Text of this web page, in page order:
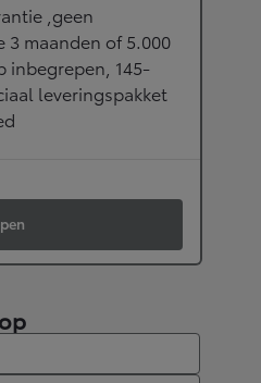
,geen
maanden of 5.000
inbegrepen, 145-
leveringspakket